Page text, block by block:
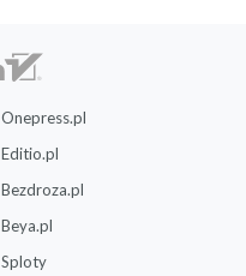
Onepress.pl
Editio.pl
Bezdroza.pl
Beya.pl
Sploty